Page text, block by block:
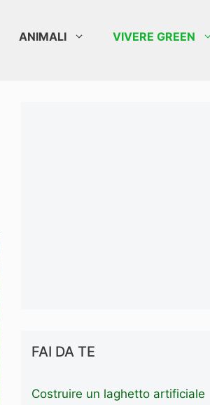
ANIMALI VIVERE GREEN
FAI DA TE
Costruire un laghetto artificiale